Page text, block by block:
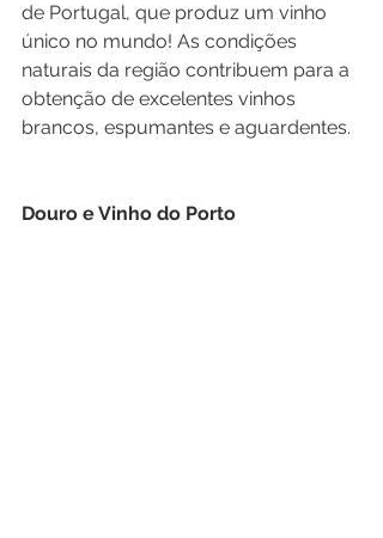
de Portugal, que produz um vinho
único no mundo! As condições
naturais da região contribuem para a
obtenção de excelentes vinhos
brancos, espumantes e aguardentes.
Douro e Vinho do Porto